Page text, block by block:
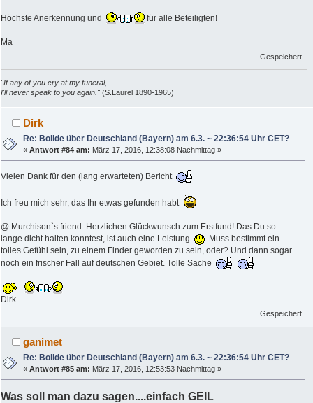
Höchste Anerkennung und für alle Beteiligten!
Ma
Gespeichert
"If any of you cry at my funeral,
I'll never speak to you again."(S.Laurel 1890-1965)
Dirk
Re: Bolide über Deutschland (Bayern) am 6.3. ~ 22:36:54 Uhr CET?
«Antwort #84 am: März 17, 2016, 12:38:08 Nachmittag »
Vielen Dank für den (lang erwarteten) Bericht
Ich freu mich sehr, das Ihr etwas gefunden habt
@ Murchison`s friend: Herzlichen Glückwunsch zum Erstfund! Das Du so
lange dicht halten konntest, ist auch eine Leistung
Muss bestimmt ein
tolles Gefühl sein, zu einem Finder geworden zu sein, oder? Und dann sogar
noch ein frischer Fall auf deutschen Gebiet. Tolle Sache
Dirk
Gespeichert
ganimet
Re: Bolide über Deutschland (Bayern) am 6.3. ~ 22:36:54 Uhr CET?
«Antwort #85 am: März 17, 2016, 12:53:53 Nachmittag »
Was soll man dazu sagen....einfach GEIL